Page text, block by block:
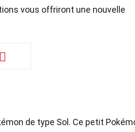
vous offriront une nouvelle
de type Sol. Ce petit